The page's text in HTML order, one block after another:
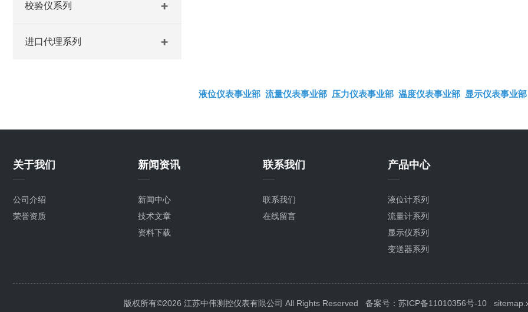
校验仪系列
进口代理系列
液位仪表事业部 流量仪表事业部 压力仪表事业部 温度仪表事业部 显示仪表事业部
关于我们
公司介绍
荣誉资质
新闻资讯
新闻中心
技术文章
资料下载
联系我们
联系我们
在线留言
产品中心
液位计系列
流量计系列
显示仪系列
变送器系列
温度计系列
校验仪系列
版权所有©2026 江苏中伟测控仪表有限公司 All Rights Reserved 备案号：苏ICP备11010356号-10